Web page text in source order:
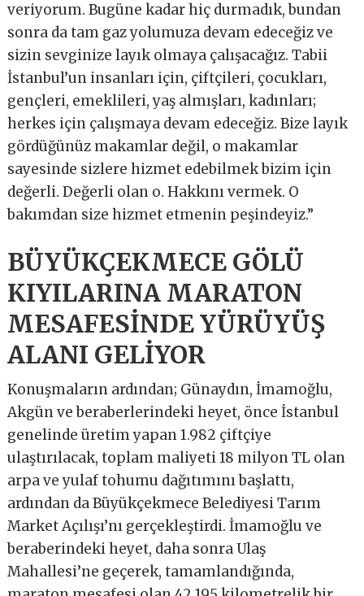
veriyorum. Bugüne kadar hiç durmadık, bundan
sonra da tam gaz yolumuza devam edeceğiz ve
sizin sevginize layık olmaya çalışacağız. Tabii
İstanbul’un insanları için, çiftçileri, çocukları,
gençleri, emeklileri, yaş almışları, kadınları;
herkes için çalışmaya devam edeceğiz. Bize layık
gördüğünüz makamlar değil, o makamlar
sayesinde sizlere hizmet edebilmek bizim için
değerli. Değerli olan o. Hakkını vermek. O
bakımdan size hizmet etmenin peşindeyiz.”
BÜYÜKÇEKMECE GÖLÜ
KIYILARINA MARATON
MESAFESİNDE YÜRÜYÜŞ
ALANI GELİYOR
Konuşmaların ardından; Günaydın, İmamoğlu,
Akgün ve beraberlerindeki heyet, önce İstanbul
genelinde üretim yapan 1.982 çiftçiye
ulaştırılacak, toplam maliyeti 18 milyon TL olan
arpa ve yulaf tohumu dağıtımını başlattı,
ardından da Büyükçekmece Belediyesi Tarım
Market Açılışı’nı gerçekleştirdi. İmamoğlu ve
beraberindeki heyet, daha sonra Ulaş
Mahallesi’ne geçerek, tamamlandığında,